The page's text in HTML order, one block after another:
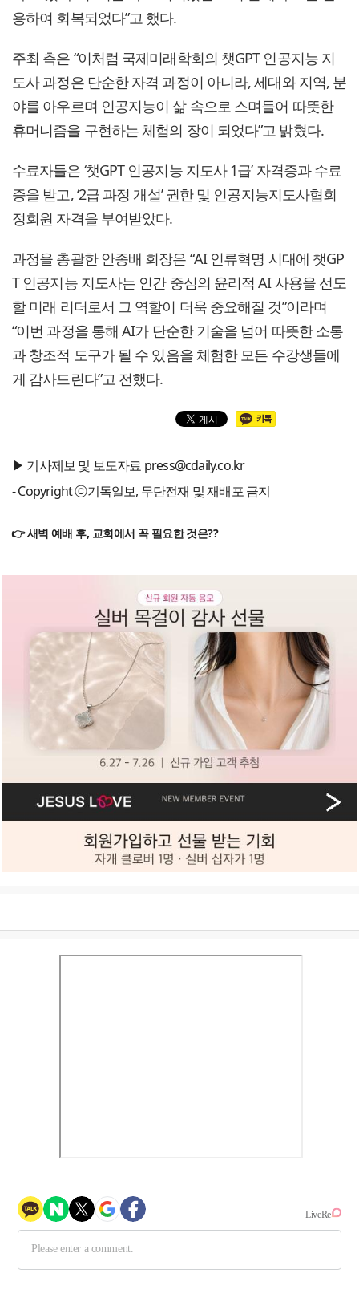
용하여 회복되었다”고 했다.
주최 측은 “이처럼 국제미래학회의 챗GPT 인공지능 지
도사 과정은 단순한 자격 과정이 아니라, 세대와 지역, 분
야를 아우르며 인공지능이 삶 속으로 스며들어 따뜻한
휴머니즘을 구현하는 체험의 장이 되었다”고 밝혔다.
수료자들은 ‘챗GPT 인공지능 지도사 1급’ 자격증과 수료
증을 받고, ‘2급 과정 개설’ 권한 및 인공지능지도사협회
정회원 자격을 부여받았다.
과정을 총괄한 안종배 회장은 “AI 인류혁명 시대에 챗GP
T 인공지능 지도사는 인간 중심의 윤리적 AI 사용을 선도
할 미래 리더로서 그 역할이 더욱 중요해질 것”이라며
“이번 과정을 통해 AI가 단순한 기술을 넘어 따뜻한 소통
과 창조적 도구가 될 수 있음을 체험한 모든 수강생들에
게 감사드린다”고 전했다.
▶ 기사제보 및 보도자료 press@cdaily.co.kr
- Copyright ⓒ기독일보, 무단전재 및 재배포 금지
👉 새벽 예배 후, 교회에서 꼭 필요한 것은??